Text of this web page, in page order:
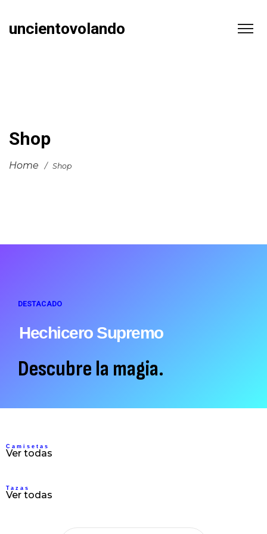
uncientovolando
Shop
Home / Shop
DESTACADO
Hechicero Supremo
Descubre la magia.
Camisetas
Ver todas
Tazas
Ver todas